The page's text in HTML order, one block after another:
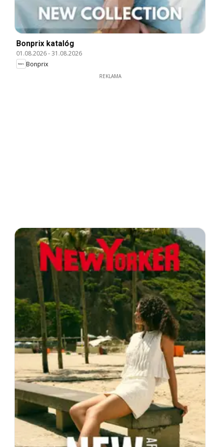
Bonprix katalóg
01.08.2026-31.08.2026
Bonprix
REKLAMA